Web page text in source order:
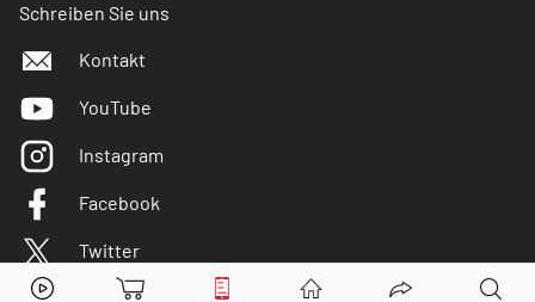
Schreiben Sie uns
Kontakt
YouTube
Instagram
Facebook
Twitter